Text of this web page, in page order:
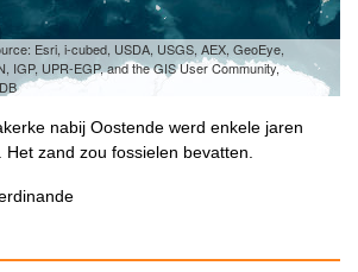
Esri, i-cubed, USDA, USGS, AEX, GeoEye,
IGP, UPR-EGP, and the GIS User Community,
nabij Oostende werd enkele jaren
zand zou fossielen bevatten.